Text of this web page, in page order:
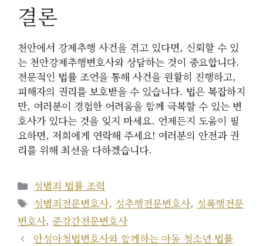
결론
천안에서 강제추행 사건을 겪고 있다면, 신뢰할 수 있
는 천안강제추행변호사와 상담하는 것이 중요합니다.
전문적인 법률 조언을 통해 사건을 원활히 진행하고,
피해자의 권리를 보호받을 수 있습니다. 법은 복잡하지
만, 여러분이 경험한 어려움을 함께 극복할 수 있는 변
호사가 있다는 것을 잊지 마세요. 언제든지 도움이 필
요하면, 저희에게 연락해 주세요! 여러분의 안전과 권
리를 위해 최선을 다하겠습니다.
카
테
고
리
성범죄 법률 조력
태
그
성범죄전문변호사, 성추행전문변호사, 성폭행전문
변호사, 준강간전문변호사
안성아청법변호사와 함께하는 아동 청소년 법률